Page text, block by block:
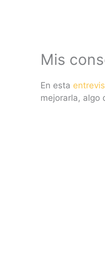
Mis
En esta
mejorarla, algo